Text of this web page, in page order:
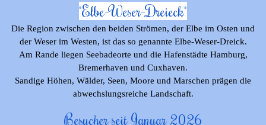
"Elbe-Weser-Dreieck"
Die Region zwischen den beiden Strömen, der Elbe im Osten und
der Weser im Westen, ist das so genannte Elbe-Weser-Dreick.
Am Rande liegen Seebadeorte und die Hafenstädte Hamburg,
Bremerhaven und Cuxhaven.
Sandige Höhen, Wälder, Seen, Moore und Marschen prägen die
abwechslungsreiche Landschaft.
Besucher seit Januar 2026